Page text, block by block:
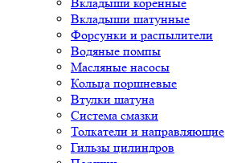
Вкладыши шатунные
Форсунки и распылители
Водяные помпы
Масляные насосы
Кольца поршневые
Втулки шатуна
Система смазки
Толкатели и направляющие
Гильзы цилиндров